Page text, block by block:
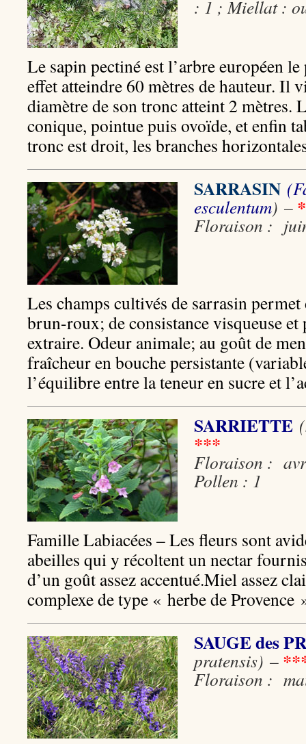
: 1 ; Miellat :
Le sapin pectiné est l’arbre européen
effet atteindre 60 mètres de hauteur. Il
diamètre de son tronc atteint 2 mètres.
conique, pointue puis ovoïde, et enfin
tronc est droit, les branches
SARRASIN
esculentum) –
Floraison :
Les champs cultivés de sarrasin
brun-roux; de consistance visqueuse
extraire. Odeur animale; au goût de
fraîcheur en bouche persistante
l’équilibre entre la teneur en sucre et
SARRIETTE
***
Floraison :
Pollen : 1
Famille Labiacées – Les fleurs sont
abeilles qui y récoltent un nectar
d’un goût assez accentué.Miel assez
complexe de type « herbe de Provence
SAUGE des
pratensis) –
Floraison :